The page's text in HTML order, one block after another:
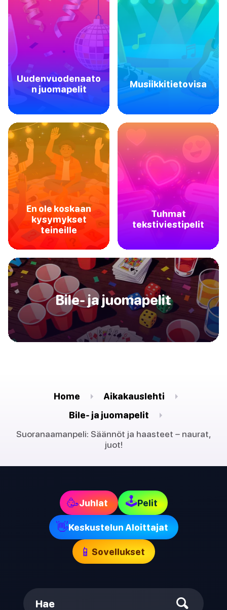
Uudenvuodenaato
n juomapelit
Musiikkitietovisa
En ole koskaan
kysymykset
teineille
Tuhmat
tekstiviestipelit
Bile- ja juomapelit
Home
Aikakauslehti
Bile- ja juomapelit
Suoranaamanpeli: Säännöt ja haasteet – naurat,
juot!
🥳Juhlat 🕹Pelit
👋Keskustelun Aloittajat
📱 Sovellukset
Hae